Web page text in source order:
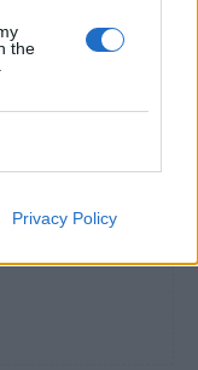
the
Privacy Policy